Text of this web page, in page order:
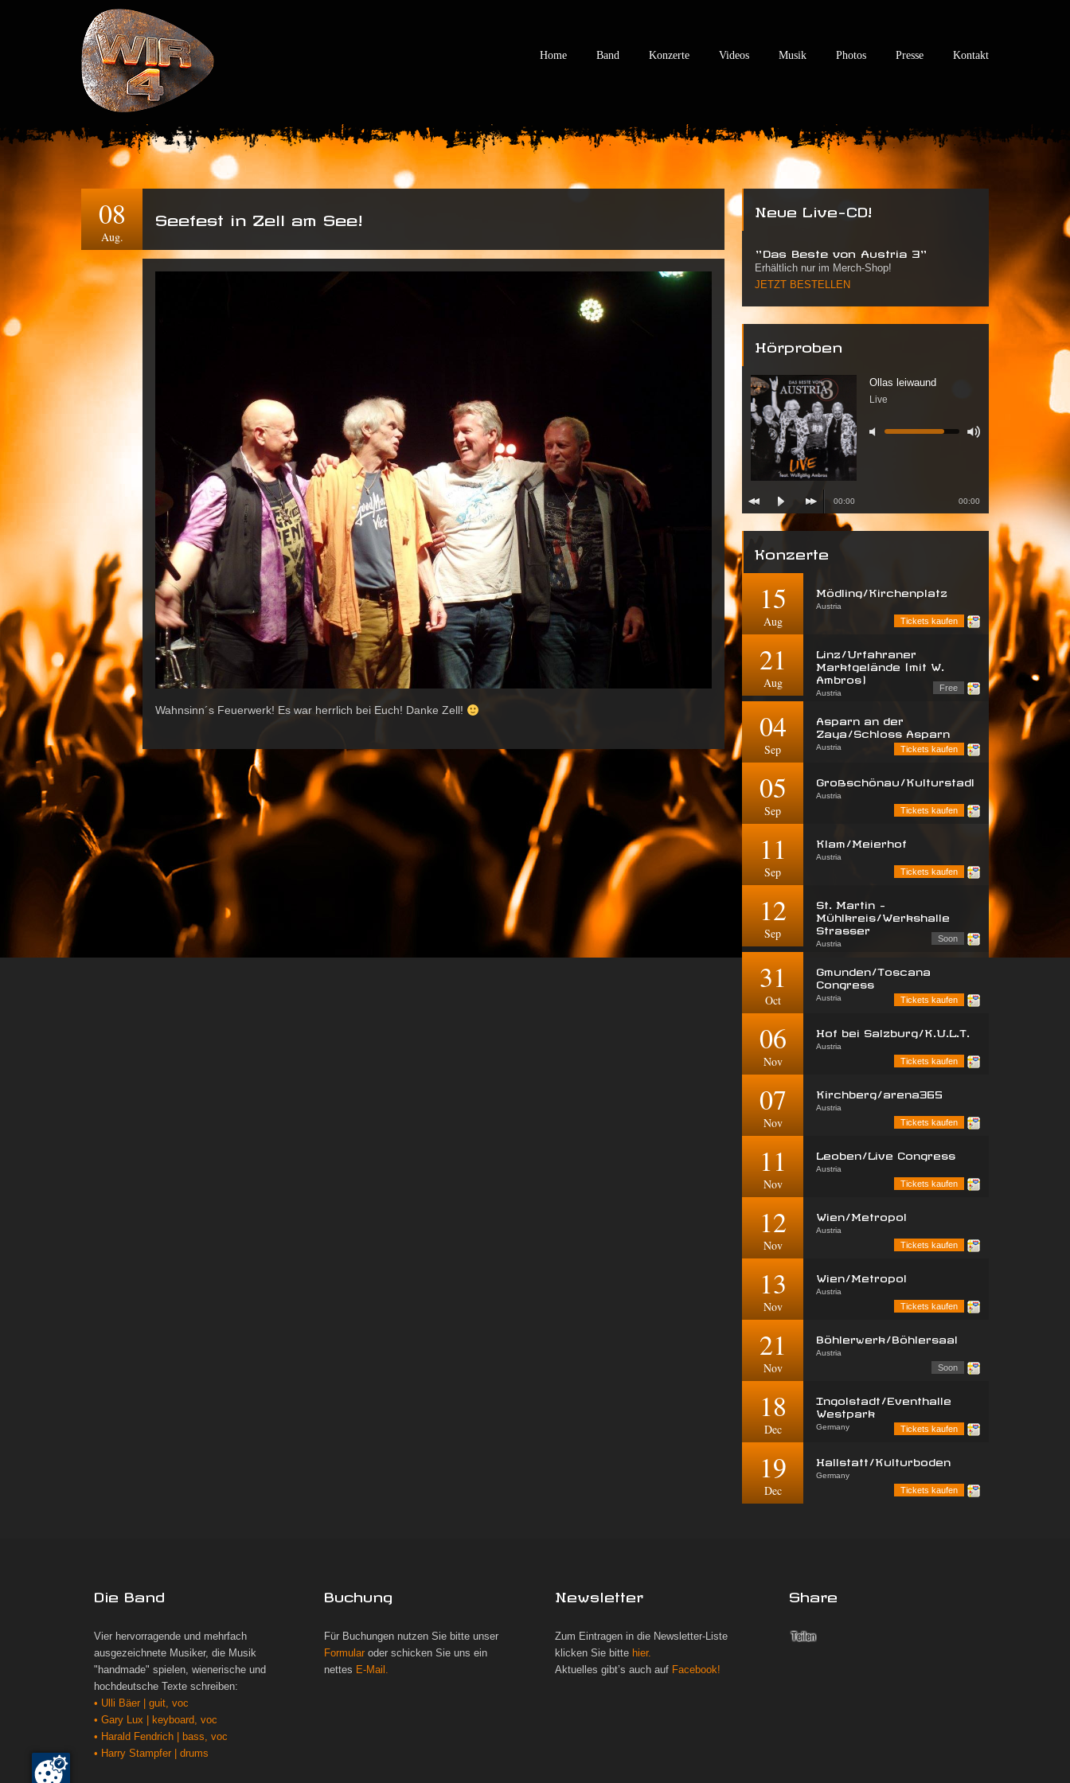
Home Band Konzerte Videos Musik Photos Presse Kontakt
08
Aug.
Seefest in Zell am See!
Wahnsinn´s Feuerwerk! Es war herrlich bei Euch! Danke Zell!
Neue Live-CD!
"Das Beste von Austria 3"
Erhältlich nur im Merch-Shop!
JETZT BESTELLEN
Hörproben
Ollas leiwaund
Live
00:00 00:00
Konzerte
15
Aug
Mödling/Kirchenplatz
Austria
Tickets kaufen
21
Aug
Linz/Urfahraner
Marktgelände (mit W.
Ambros)
Austria
Free
04
Sep
Asparn an der
Zaya/Schloss Asparn
Austria
Tickets kaufen
05
Sep
Großschönau/Kulturstadl
Austria
Tickets kaufen
11
Sep
Klam/Meierhof
Austria
Tickets kaufen
12
Sep
St. Martin -
Mühlkreis/Werkshalle
Strasser
Austria
Soon
31
Oct
Gmunden/Toscana
Congress
Austria
Tickets kaufen
06
Nov
Hof bei Salzburg/K.U.L.T.
Austria
Tickets kaufen
07
Nov
Kirchberg/arena365
Austria
Tickets kaufen
11
Nov
Leoben/Live Congress
Austria
Tickets kaufen
12
Nov
Wien/Metropol
Austria
Tickets kaufen
13
Nov
Wien/Metropol
Austria
Tickets kaufen
21
Nov
Böhlerwerk/Böhlersaal
Austria
Soon
18
Dec
Ingolstadt/Eventhalle
Westpark
Germany
Tickets kaufen
19
Dec
Hallstatt/Kulturboden
Germany
Tickets kaufen
Die Band
Vier hervorragende und mehrfach
ausgezeichnete Musiker, die Musik
"handmade" spielen, wienerische und
hochdeutsche Texte schreiben:
• Ulli Bäer | guit, voc
• Gary Lux | keyboard, voc
• Harald Fendrich | bass, voc
• Harry Stampfer | drums
Buchung
Für Buchungen nutzen Sie bitte unser
Formular oder schicken Sie uns ein
nettes E-Mail.
Newsletter
Zum Eintragen in die Newsletter-Liste
klicken Sie bitte hier.
Aktuelles gibt’s auch auf Facebook!
Share